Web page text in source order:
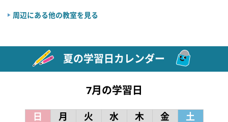
周辺にある他の教室を見る
夏の学習日カレンダー
7月の学習日
日 月 火 水 木 金
土